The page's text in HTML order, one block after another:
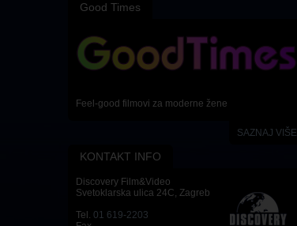
Good Times
Feel-good filmovi za moderne žene
SAZNAJ VIŠE
KONTAKT INFO
Discovery Film&Video
Svetoklarska ulica 24C, Zagreb
Tel. 01 619-2203